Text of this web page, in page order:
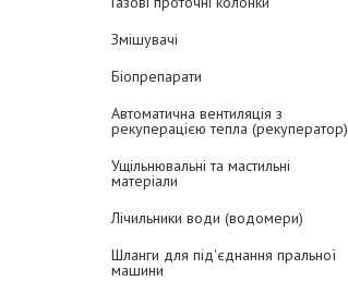
Змішувачі
Біопрепарати
Автоматична вентиляція з
рекуперацією тепла (рекуператор)
Ущільнювальні та мастильні
матеріали
Лічильники води (водомери)
Шланги для під'єднання пральної
машини